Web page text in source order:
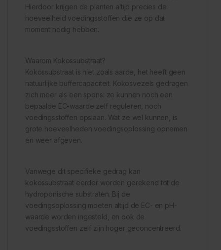
Hierdoor krijgen de planten altijd precies de
hoeveelheid voedingsstoffen die ze op dat
moment nodig hebben.
Waarom Kokossubstraat?
Kokossubstraat is niet zoals aarde, het heeft geen
natuurlijke buffercapaciteit. Kokosvezels gedragen
zich meer als een spons: ze kunnen noch een
bepaalde EC-waarde zelf reguleren, noch
voedingsstoffen opslaan. Wat ze wel kunnen, is
grote hoeveelheden voedingsoplossing opnemen
en weer afgeven.
Vanwege dit specifieke gedrag kan
kokossubstraat eerder worden gerekend tot de
hydroponische substraten. Bij de
voedingsoplossing moeten altijd de EC- en pH-
waarde worden ingesteld, en ook de
voedingsstoffen zelf zijn hoger geconcentreerd.